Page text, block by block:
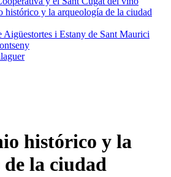
histórico y la arqueología de la ciudad
Aigüestortes i Estany de Sant Maurici
histórico y la
la ciudad